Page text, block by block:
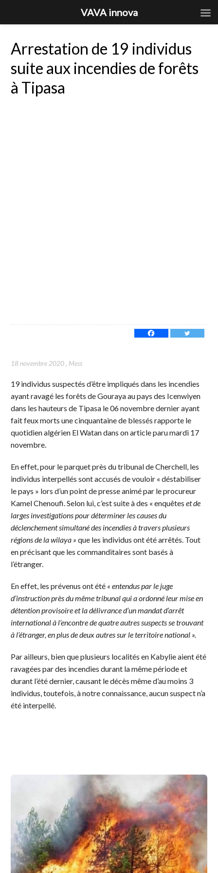
Arrestation de 19 individus
suite aux incendies de forêts
à Tipasa
18 novembre 2020, Mess
19 individus suspectés d’être impliqués dans les incendies
ayant ravagé les forêts de Gouraya au pays des Icenwiyen
dans les hauteurs de Tipasa le 06 novembre dernier ayant
fait feux morts une cinquantaine de blessés rapporte le
quotidien algérien El Watan dans on article paru mardi 17
novembre.
En effet, pour le parquet près du tribunal de Cherchell, les
individus interpellés sont accusés de vouloir « déstabiliser
le pays » lors d’un point de presse animé par le procureur
Kamel Chenoufi. Selon lui, c’est suite à des « enquêtes et de
larges investigations pour déterminer les causes du
déclenchement simultané des incendies à travers plusieurs
régions de la wilaya » que les individus ont été arrêtés. Tout
en précisant que les commanditaires sont basés à
l’étranger.
En effet, les prévenus ont été « entendus par le juge
d’instruction près du même tribunal qui a ordonné leur mise en
détention provisoire et la délivrance d’un mandat d’arrêt
international à l’encontre de quatre autres suspects se trouvant
à l’étranger, en plus de deux autres sur le territoire national ».
Par ailleurs, bien que plusieurs localités en Kabylie aient été
ravagées par des incendies durant la même période et
durant l’été dernier, causant le décès même d’au moins 3
individus, toutefois, à notre connaissance, aucun suspect n’a
été interpellé.
VAVA innova